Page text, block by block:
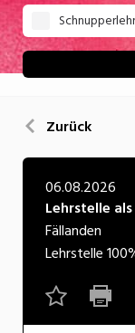
Kultur
Natur
Verkehr/
Zurück
06.08.2026
Lehrstelle
Fällanden
Lehrstelle